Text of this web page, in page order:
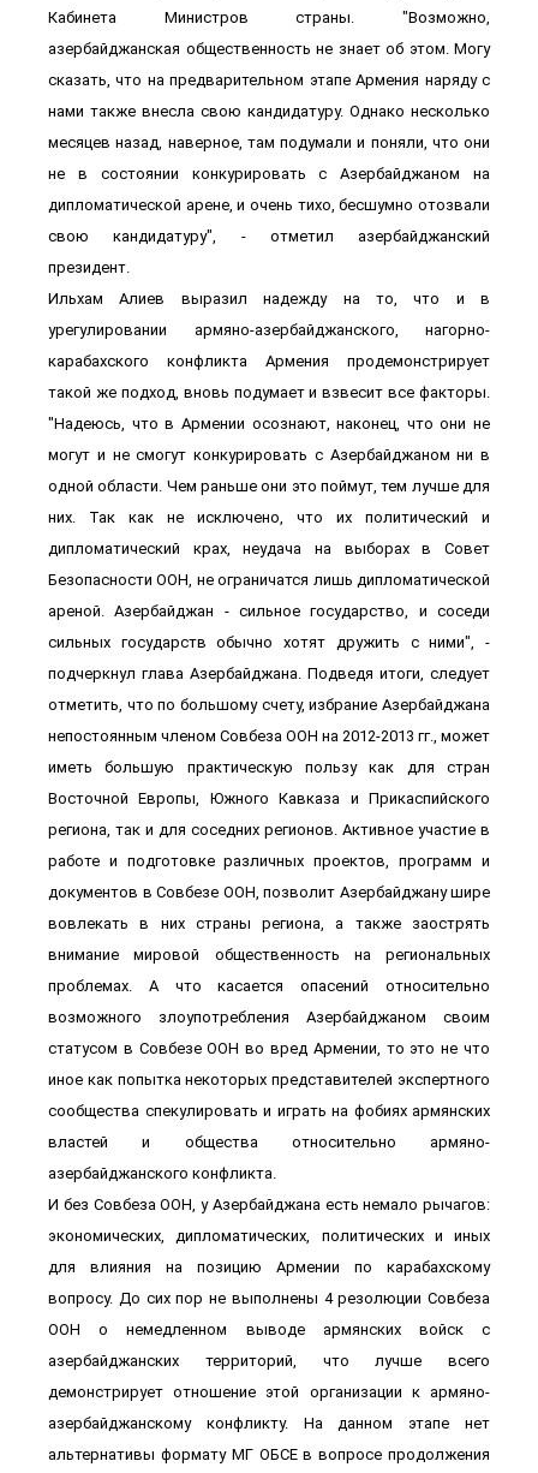
Кабинета Министров страны. "Возможно,
азербайджанская общественность не знает об этом. Могу
сказать, что на предварительном этапе Армения наряду с
нами также внесла свою кандидатуру. Однако несколько
месяцев назад, наверное, там подумали и поняли, что они
не в состоянии конкурировать с Азербайджаном на
дипломатической арене, и очень тихо, бесшумно отозвали
свою кандидатуру", - отметил азербайджанский
президент.
Ильхам Алиев выразил надежду на то, что и в
урегулировании армяно-азербайджанского, нагорно-
карабахского конфликта Армения продемонстрирует
такой же подход, вновь подумает и взвесит все факторы.
"Надеюсь, что в Армении осознают, наконец, что они не
могут и не смогут конкурировать с Азербайджаном ни в
одной области. Чем раньше они это поймут, тем лучше для
них. Так как не исключено, что их политический и
дипломатический крах, неудача на выборах в Совет
Безопасности ООН, не ограничатся лишь дипломатической
ареной. Азербайджан - сильное государство, и соседи
сильных государств обычно хотят дружить с ними", -
подчеркнул глава Азербайджана. Подведя итоги, следует
отметить, что по большому счету, избрание Азербайджана
непостоянным членом Совбеза ООН на 2012-2013 гг., может
иметь большую практическую пользу как для стран
Восточной Европы, Южного Кавказа и Прикаспийского
региона, так и для соседних регионов. Активное участие в
работе и подготовке различных проектов, программ и
документов в Совбезе ООН, позволит Азербайджану шире
вовлекать в них страны региона, а также заострять
внимание мировой общественность на региональных
проблемах. А что касается опасений относительно
возможного злоупотребления Азербайджаном своим
статусом в Совбезе ООН во вред Армении, то это не что
иное как попытка некоторых представителей экспертного
сообщества спекулировать и играть на фобиях армянских
властей и общества относительно армяно-
азербайджанского конфликта.
И без Совбеза ООН, у Азербайджана есть немало рычагов:
экономических, дипломатических, политических и иных
для влияния на позицию Армении по карабахскому
вопросу. До сих пор не выполнены 4 резолюции Совбеза
ООН о немедленном выводе армянских войск с
азербайджанских территорий, что лучше всего
демонстрирует отношение этой организации к армяно-
азербайджанскому конфликту. На данном этапе нет
альтернативы формату МГ ОБСЕ в вопросе продолжения